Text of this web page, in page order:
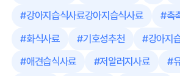
#강아지습식사료강아지습식사료 #촉
#화식사료 #기호성추천 #강아지
#애견습식사료 #저알러지사료 #